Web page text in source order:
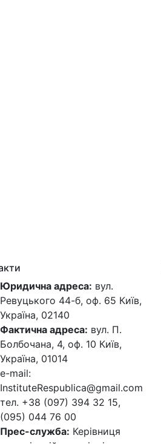
Юридична адреса: вул.
Ревуцького 44-б, оф. 65 Київ,
Україна, 02140
Фактична адреса: вул. П.
Болбочана, 4, оф. 10 Київ,
Україна, 01014
e-mail:
InstituteRespublica@gmail.com
тел. +38 (097) 394 32 15,
(095) 044 76 00
Прес-служба: Керівниця